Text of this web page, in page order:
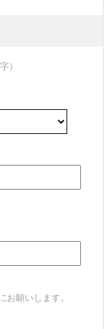
）
お願いします。